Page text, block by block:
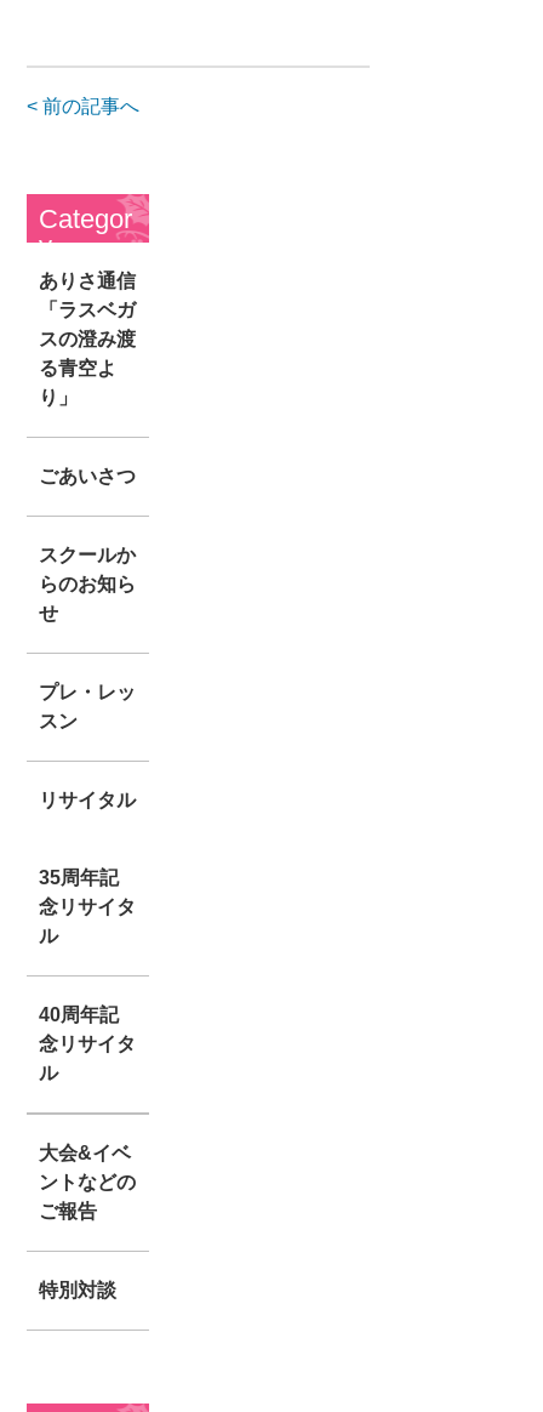
< 前の記事へ
Categor
y
ありさ通信
「ラスベガ
スの澄み渡
る青空よ
り」
ごあいさつ
スクールか
らのお知ら
せ
プレ・レッ
スン
リサイタル
35周年記
念リサイタ
ル
40周年記
念リサイタ
ル
大会&イベ
ントなどの
ご報告
特別対談